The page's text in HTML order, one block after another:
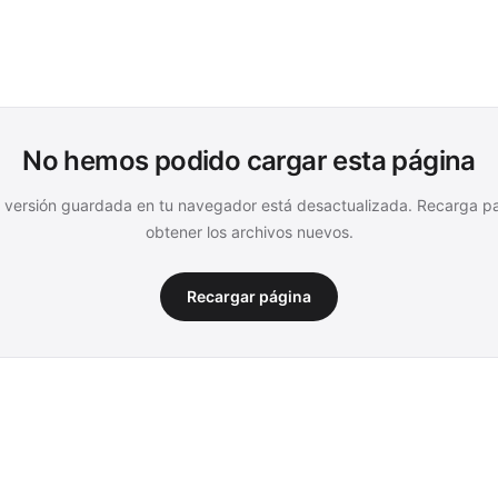
No hemos podido cargar esta página
versión guardada en tu navegador está desactualizada. Recarga
obtener los archivos nuevos.
Recargar página